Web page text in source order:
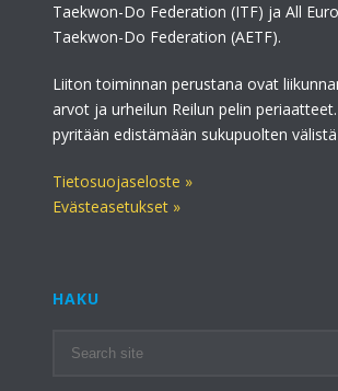
Taekwon-Do Federation (ITF) ja All
Taekwon-Do Federation (AETF).
Liiton toiminnan perustana ovat
arvot ja urheilun Reilun pelin
pyritään edistämään sukupuolten
Tietosuojaseloste »
Evästeasetukset »
HAKU